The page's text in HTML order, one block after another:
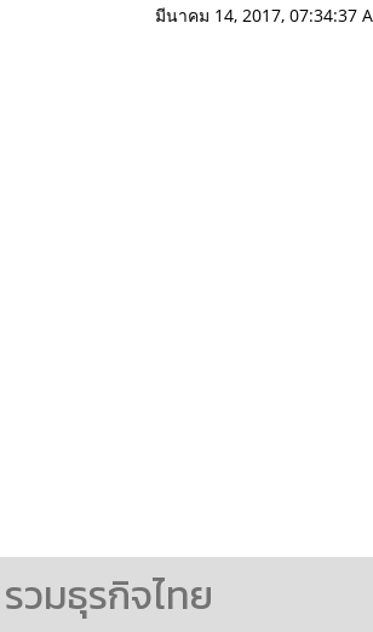
มีนาคม 14, 2017, 07:34:37
วมธุรกิจไทย